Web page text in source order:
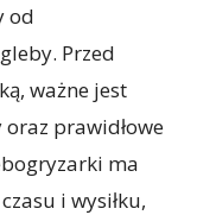
od
Przed
ważne jest
prawidłowe
ma
i wysiłku,